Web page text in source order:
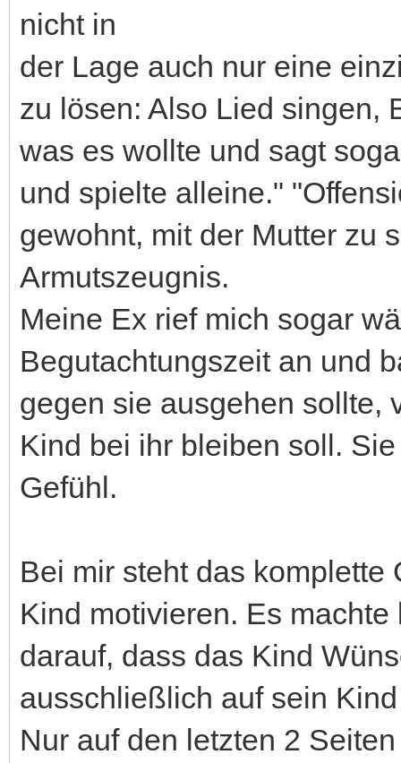
nicht in
der Lage auch nur eine
zu lösen: Also Lied singen,
was es wollte und sagt
und spielte alleine."
gewohnt, mit der Mutter zu
Armutszeugnis.
Meine Ex rief mich sogar
Begutachtungszeit an und
gegen sie ausgehen sollte,
Kind bei ihr bleiben soll.
Gefühl.
Bei mir steht das komplette
Kind motivieren. Es
darauf, dass das Kind
ausschließlich auf sein
Nur auf den letzten 2